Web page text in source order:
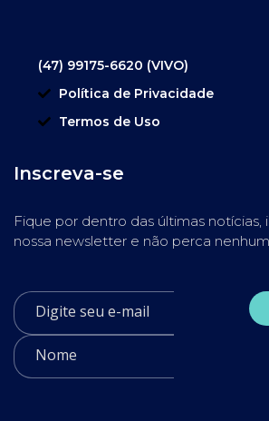
(47) 99175-6620 (VIVO)
Política de Privacidade
Termos de Uso
Inscreva-se
Fique por dentro das últimas notícias,
nossa newsletter e não perca